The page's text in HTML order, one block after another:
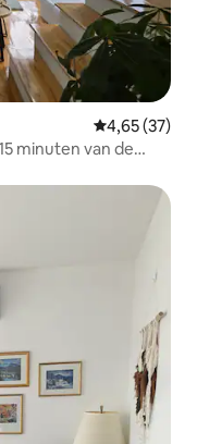
Gemiddelde
4,65 (37)
minuten van de